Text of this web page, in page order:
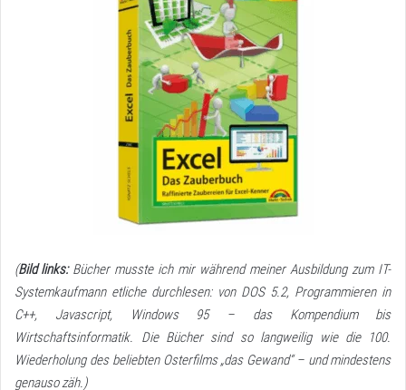
(Bild links:Bücher musste ich mir während meiner Ausbildung zum IT-
Systemkaufmann etliche durchlesen: von DOS 5.2, Programmieren in
C++, Javascript, Windows 95 – das Kompendium bis
Wirtschaftsinformatik. Die Bücher sind so langweilig wie die 100.
Wiederholung des beliebten Osterfilms „das Gewand“ – und mindestens
genauso zäh.)